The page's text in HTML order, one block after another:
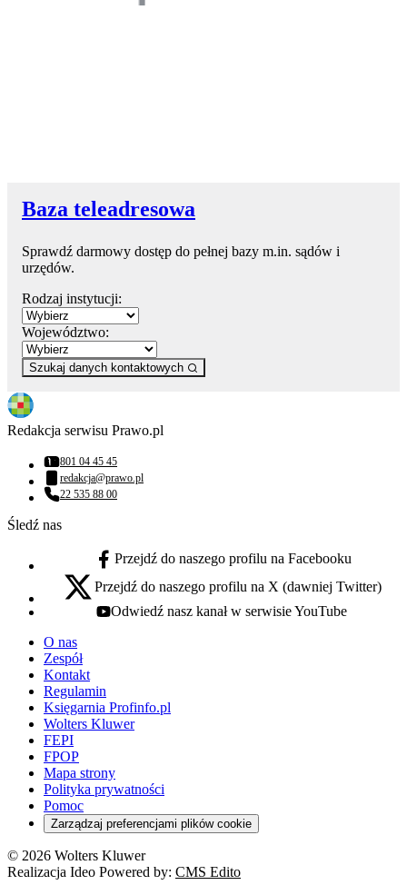
Baza teleadresowa
Sprawdź darmowy dostęp do pełnej bazy m.in. sądów i
urzędów.
Rodzaj instytucji:
Województwo:
Szukaj danych kontaktowych
Redakcja serwisu Prawo.pl
Numer telefonu:
801 04 45 45
Adres email:
redakcja@prawo.pl
Numer telefonu:
22 535 88 00
Śledź nas
facebook - otwiera się w nowej karcie
Przejdź do naszego profilu na Facebooku
x - otwiera się w nowej karcie
Przejdź do naszego profilu na X (dawniej Twitter)
youtube - otwiera się w nowej karcie
Odwiedź nasz kanał w serwisie YouTube
O nas
Zespół
Kontakt
Regulamin
Księgarnia Profinfo.pl
Wolters Kluwer
FEPI
FPOP
Mapa strony
Polityka prywatności
Pomoc
Zarządzaj preferencjami plików cookie
© 2026 Wolters Kluwer
Realizacja Ideo Powered by: CMS Edito